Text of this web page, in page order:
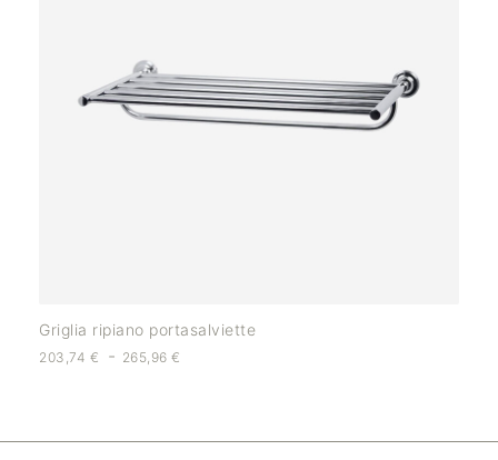
Griglia ripiano portasalviette
203,74 € - 265,96€